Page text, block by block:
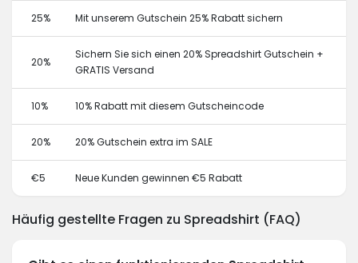
25% Mit unserem Gutschein 25% Rabatt sichern
20%
Sichern Sie sich einen 20% Spreadshirt Gutschein +
GRATIS Versand
10% 10% Rabatt mit diesem Gutscheincode
20% 20% Gutschein extra im SALE
€5 Neue Kunden gewinnen €5 Rabatt
Häufig gestellte Fragen zu Spreadshirt (FAQ)